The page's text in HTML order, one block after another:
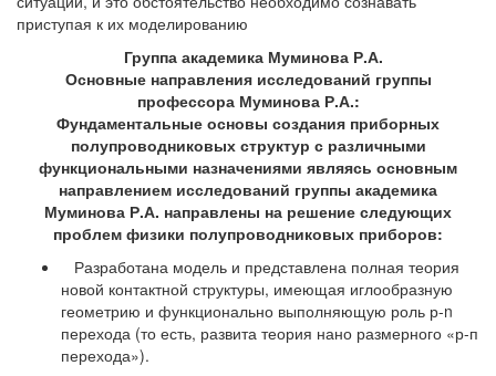
приступая к их моделированию
Группа академика Муминова Р.А.
Основные направления исследований группы
профессора Муминова Р.А.:
Фундаментальные основы создания приборных
полупроводниковых структур с различными
функциональными назначениями являясь основным
направлением исследований группы академика
Муминова Р.А. направлены на решение следующих
проблем физики полупроводниковых приборов:
Разработана модель и представлена полная теория
новой контактной структуры, имеющая иглообразную
геометрию и функционально выполняющую роль р-n
перехода (то есть, развита теория нано размерного «р-п
перехода»).